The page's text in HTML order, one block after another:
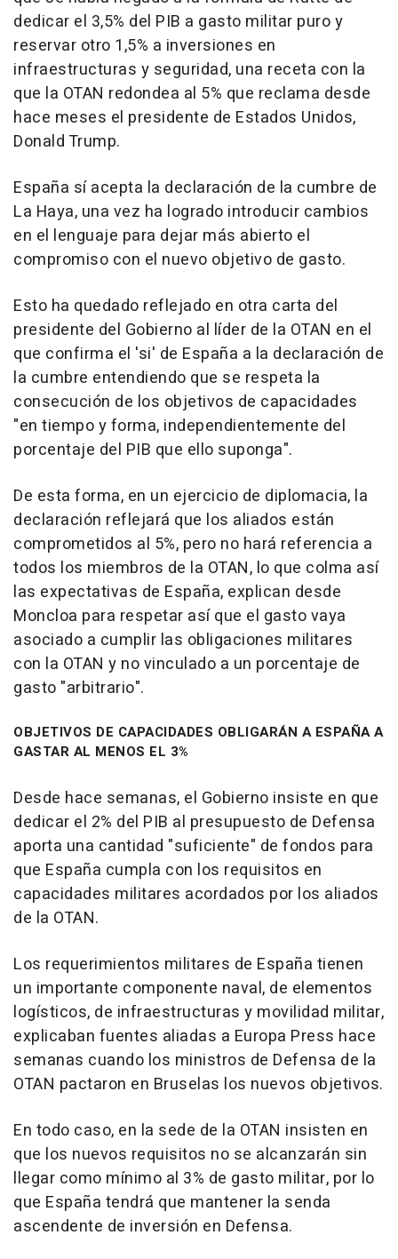
dedicar el 3,5% del PIB a gasto militar puro y
reservar otro 1,5% a inversiones en
infraestructuras y seguridad, una receta con la
que la OTAN redondea al 5% que reclama desde
hace meses el presidente de Estados Unidos,
Donald Trump.
España sí acepta la declaración de la cumbre de
La Haya, una vez ha logrado introducir cambios
en el lenguaje para dejar más abierto el
compromiso con el nuevo objetivo de gasto.
Esto ha quedado reflejado en otra carta del
presidente del Gobierno al líder de la OTAN en el
que confirma el 'si' de España a la declaración de
la cumbre entendiendo que se respeta la
consecución de los objetivos de capacidades
"en tiempo y forma, independientemente del
porcentaje del PIB que ello suponga".
De esta forma, en un ejercicio de diplomacia, la
declaración reflejará que los aliados están
comprometidos al 5%, pero no hará referencia a
todos los miembros de la OTAN, lo que colma así
las expectativas de España, explican desde
Moncloa para respetar así que el gasto vaya
asociado a cumplir las obligaciones militares
con la OTAN y no vinculado a un porcentaje de
gasto "arbitrario".
OBJETIVOS DE CAPACIDADES OBLIGARÁN A ESPAÑA A
GASTAR AL MENOS EL 3%
Desde hace semanas, el Gobierno insiste en que
dedicar el 2% del PIB al presupuesto de Defensa
aporta una cantidad "suficiente" de fondos para
que España cumpla con los requisitos en
capacidades militares acordados por los aliados
de la OTAN.
Los requerimientos militares de España tienen
un importante componente naval, de elementos
logísticos, de infraestructuras y movilidad militar,
explicaban fuentes aliadas a Europa Press hace
semanas cuando los ministros de Defensa de la
OTAN pactaron en Bruselas los nuevos objetivos.
En todo caso, en la sede de la OTAN insisten en
que los nuevos requisitos no se alcanzarán sin
llegar como mínimo al 3% de gasto militar, por lo
que España tendrá que mantener la senda
ascendente de inversión en Defensa.